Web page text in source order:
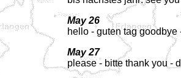
May 26
hello - guten tag
May 27
please - bitte thank you -